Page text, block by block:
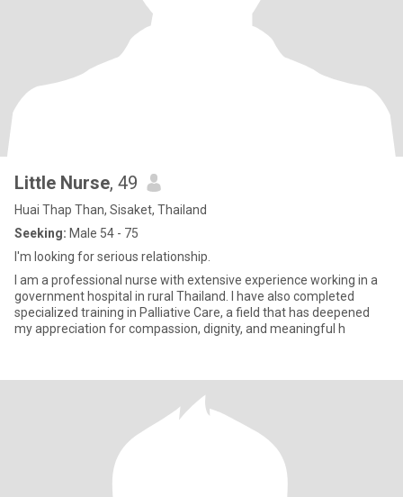
Little Nurse, 49
Huai Thap Than, Sisaket, Thailand
Seeking: Male 54 - 75
I'm looking for serious relationship.
I am a professional nurse with extensive experience working in a
government hospital in rural Thailand. I have also completed
specialized training in Palliative Care, a field that has deepened
my appreciation for compassion, dignity, and meaningful h